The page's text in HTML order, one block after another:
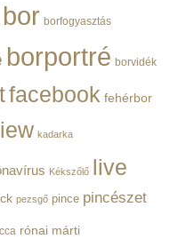
bor borfogyasztás
borportré borvidék
facebook fehérbor
kadarka
Kékszőlő live
pezsgő pince pincészet
rónai márti